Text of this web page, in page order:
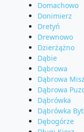
Domachowo
Donimierz
Dretyń
Drewnowo
Dzierżążno
Dąbie
Dąbrowa
Dąbrowa
Dąbrowa
Dąbrówka
Dąbrówka
Dębogórze